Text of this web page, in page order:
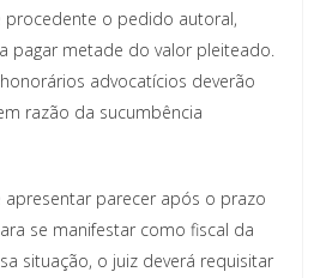
procedente o pedido autoral,
pagar metade do valor pleiteado.
advocatícios deverão
razão da sucumbência
apresentar parecer após o prazo
se manifestar como fiscal da
situação, o juiz deverá requisitar